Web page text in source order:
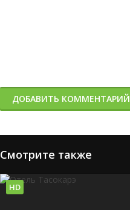
ДОБАВИТЬ КОММЕНТАРИЙ
Смотрите также
HD